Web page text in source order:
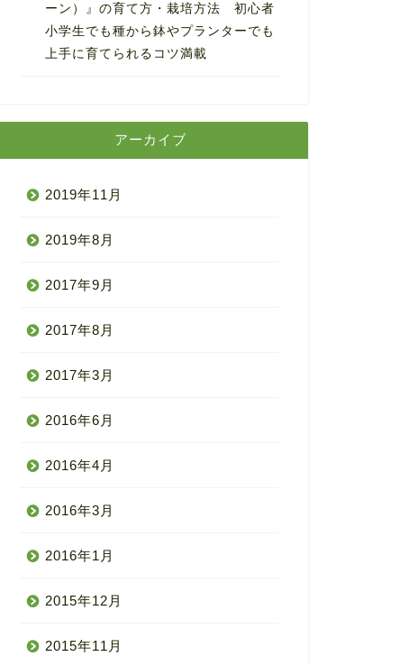
ーン）』の育て方・栽培方法 初心者
小学生でも種から鉢やプランターでも
上手に育てられるコツ満載
アーカイブ
2019年11月
2019年8月
2017年9月
2017年8月
2017年3月
2016年6月
2016年4月
2016年3月
2016年1月
2015年12月
2015年11月